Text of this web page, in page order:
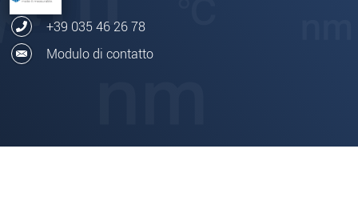
+39 035 46 26 78
Modulo di contatto